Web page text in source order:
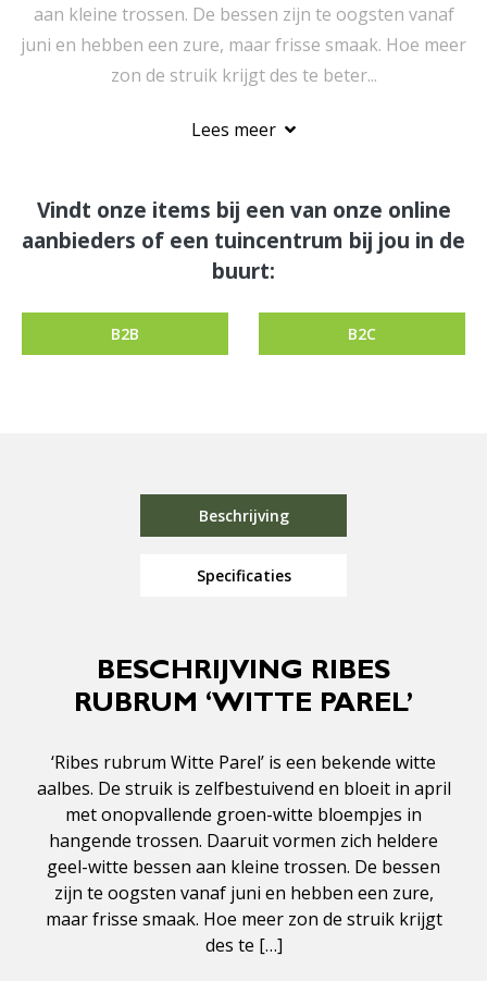
aan kleine trossen. De bessen zijn te oogsten vanaf
juni en hebben een zure, maar frisse smaak. Hoe meer
zon de struik krijgt des te beter...
Lees meer
Vindt onze items bij een van onze online
aanbieders of een tuincentrum bij jou in de
buurt:
B2B B2C
Beschrijving
Specificaties
BESCHRIJVING RIBES
RUBRUM ‘WITTE PAREL’
‘Ribes rubrum Witte Parel’ is een bekende witte
aalbes. De struik is zelfbestuivend en bloeit in april
met onopvallende groen-witte bloempjes in
hangende trossen. Daaruit vormen zich heldere
geel-witte bessen aan kleine trossen. De bessen
zijn te oogsten vanaf juni en hebben een zure,
maar frisse smaak. Hoe meer zon de struik krijgt
des te […]